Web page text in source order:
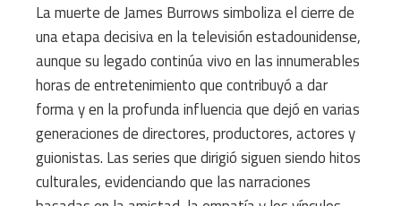
La muerte de James Burrows simboliza el cierre de
una etapa decisiva en la televisión estadounidense,
aunque su legado continúa vivo en las innumerables
horas de entretenimiento que contribuyó a dar
forma y en la profunda influencia que dejó en varias
generaciones de directores, productores, actores y
guionistas. Las series que dirigió siguen siendo hitos
culturales, evidenciando que las narraciones